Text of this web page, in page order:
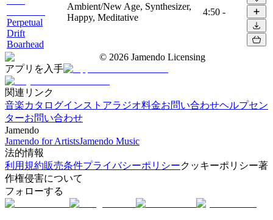
Perpetual
Drift
Boarhead
Ambient/New Age, Synthesizer,
Happy, Meditative
4:50 -
© 2026 Jamendo Licensing
アプリを入手
関連リンク
音楽カタログインストアラジオ料金お問い合わせヘルプセン
ターお問い合わせ
Jamendo
Jamendo for ArtistsJamendo Music
法的情報
利用規約販売条件プライバシーポリシークッキーポリシー著
作権侵害について
フォローする